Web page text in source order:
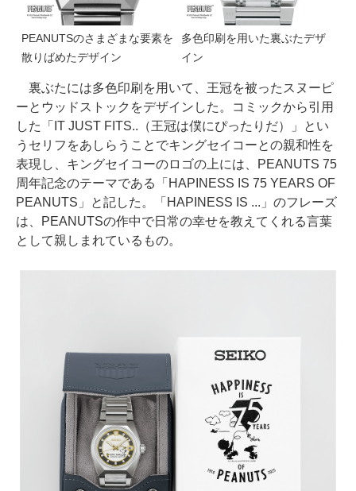
PEANUTSのさまざまな要素を
散りばめたデザイン
多色印刷を用いた裏ぶたデザ
イン
裏ぶたには多色印刷を用いて、王冠を被ったスヌーピ
ーとウッドストックをデザインした。コミックから引用
した「IT JUST FITS..（王冠は僕にぴったりだ）」とい
うセリフをあしらうことでキングセイコーとの親和性を
表現し、キングセイコーのロゴの上には、PEANUTS 75
周年記念のテーマである「HAPINESS IS 75 YEARS OF
PEANUTS」と記した。「HAPINESS IS ...」のフレーズ
は、PEANUTSの作中で日常の幸せを教えてくれる言葉
として親しまれているもの。